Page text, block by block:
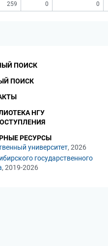
259 0 0
университет, 2026
государственного
, 2019-2026
ПОИСК
ПОИСК
НГУ
РЕСУРСЫ